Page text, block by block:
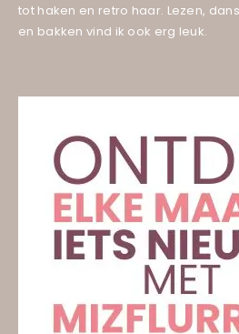
tot haken en retro haar. Lezen,
en bakken vind ik ook erg leuk.